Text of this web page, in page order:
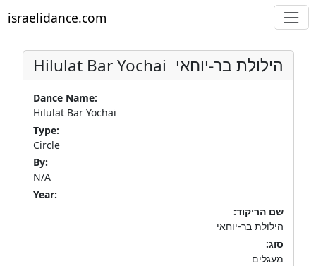
israelidance.com
Hilulat Bar Yochai הילולת בר-יוחאי
Dance Name:
Hilulat Bar Yochai
Type:
Circle
By:
N/A
Year:
שם הריקוד:
הילולת בר-יוחאי
סוג:
מעגלים